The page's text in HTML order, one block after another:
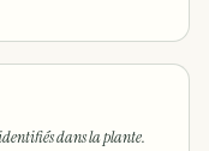
dans la plante.